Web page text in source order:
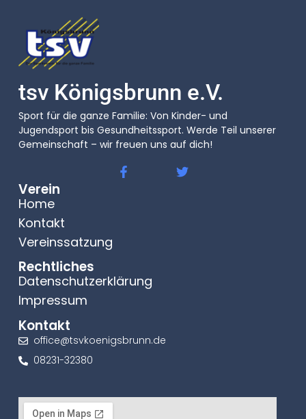
tsv Königsbrunn e.V.
Sport für die ganze Familie: Von Kinder- und
Jugendsport bis Gesundheitssport. Werde Teil unserer
Gemeinschaft – wir freuen uns auf dich!
Verein
Home
Kontakt
Vereinssatzung
Rechtliches
Datenschutzerklärung
Impressum
Kontakt
office@tsvkoenigsbrunn.de
08231-32380